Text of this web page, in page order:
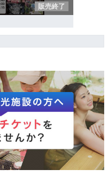
販売終了